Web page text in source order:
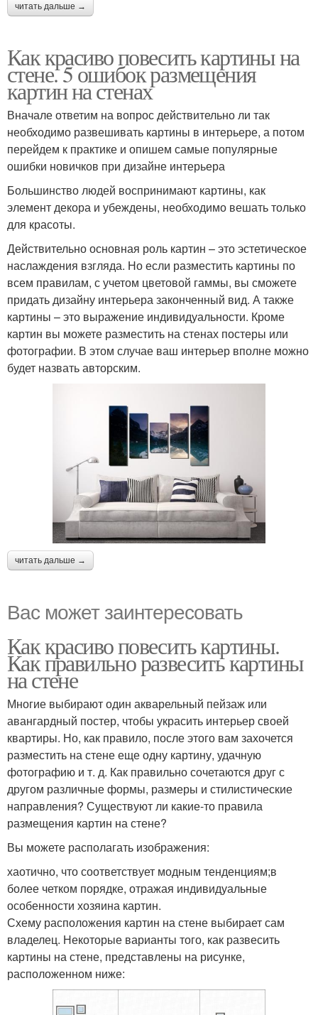
читать дальше →
Как красиво повесить картины на
стене. 5 ошибок размещения
картин на стенах
Вначале ответим на вопрос действительно ли так
необходимо развешивать картины в интерьере, а потом
перейдем к практике и опишем самые популярные
ошибки новичков при дизайне интерьера
Большинство людей воспринимают картины, как
элемент декора и убеждены, необходимо вешать только
для красоты.
Действительно основная роль картин – это эстетическое
наслаждения взгляда. Но если разместить картины по
всем правилам, с учетом цветовой гаммы, вы сможете
придать дизайну интерьера законченный вид. А также
картины – это выражение индивидуальности. Кроме
картин вы можете разместить на стенах постеры или
фотографии. В этом случае ваш интерьер вполне можно
будет назвать авторским.
читать дальше →
Вас может заинтересовать
Как красиво повесить картины.
Как правильно развесить картины
на стене
Многие выбирают один акварельный пейзаж или
авангардный постер, чтобы украсить интерьер своей
квартиры. Но, как правило, после этого вам захочется
разместить на стене еще одну картину, удачную
фотографию и т. д. Как правильно сочетаются друг с
другом различные формы, размеры и стилистические
направления? Существуют ли какие-то правила
размещения картин на стене?
Вы можете располагать изображения:
хаотично, что соответствует модным тенденциям;в
более четком порядке, отражая индивидуальные
особенности хозяина картин.
Схему расположения картин на стене выбирает сам
владелец. Некоторые варианты того, как развесить
картины на стене, представлены на рисунке,
расположенном ниже: